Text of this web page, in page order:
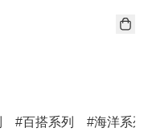
百搭系列
海洋系列